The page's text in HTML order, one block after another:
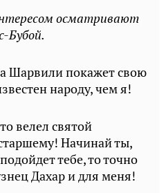
осматривают
Бубой.
Шарвили покажет свою
народу, чем я!
велел святой
Начинай ты,
тебе, то точно
Дахар и для меня!